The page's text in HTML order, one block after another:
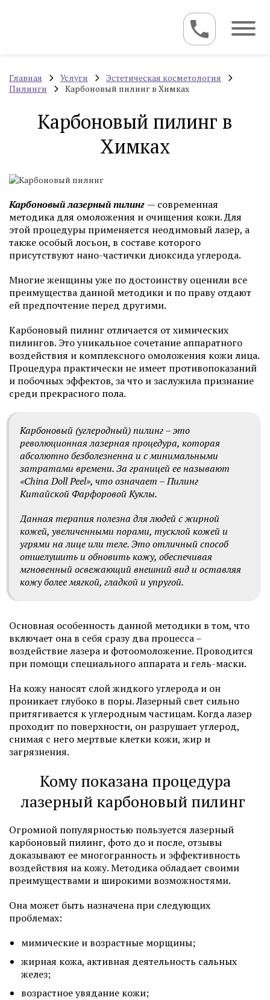
Главная Услуги
Эстетическая косметология
Пилинги
Карбоновый пилинг в Химках
Карбоновый пилинг в
Химках
Карбоновый лазерный пилинг — современная
методика для омоложения и очищения кожи. Для
этой процедуры применяется неодимовый лазер, а
также особый лосьон, в составе которого
присутствуют нано-частички диоксида углерода.
Многие женщины уже по достоинству оценили все
преимущества данной методики и по праву отдают
ей предпочтение перед другими.
Карбоновый пилинг отличается от химических
пилингов. Это уникальное сочетание аппаратного
воздействия и комплексного омоложения кожи лица.
Процедура практически не имеет противопоказаний
и побочных эффектов, за что и заслужила признание
среди прекрасного пола.
Карбоновый (углеродный) пилинг – это
революционная лазерная процедура, которая
абсолютно безболезненна и с минимальными
затратами времени. За границей ее называют
«China Doll Peel», что означает – Пилинг
Китайской Фарфоровой Куклы.
Данная терапия полезна для людей с жирной
кожей, увеличенными порами, тусклой кожей и
угрями на лице или теле. Это отличный способ
отшелушить и обновить кожу, обеспечивая
мгновенный освежающий внешний вид и оставляя
кожу более мягкой, гладкой и упругой.
Основная особенность данной методики в том, что
включает она в себя сразу два процесса –
воздействие лазера и фотоомоложение. Проводится
при помощи специального аппарата и гель-маски.
На кожу наносят слой жидкого углерода и он
проникает глубоко в поры. Лазерный свет сильно
притягивается к углеродным частицам. Когда лазер
проходит по поверхности, он разрушает углерод,
снимая с него мертвые клетки кожи, жир и
загрязнения.
Кому показана процедура
лазерный карбоновый пилинг
Огромной популярностью пользуется лазерный
карбоновый пилинг, фото до и после, отзывы
доказывают ее многогранность и эффективность
воздействия на кожу. Методика обладает своими
преимуществами и широкими возможностями.
Она может быть назначена при следующих
проблемах:
мимические и возрастные морщины;
жирная кожа, активная деятельность сальных
желез;
возрастное увядание кожи;